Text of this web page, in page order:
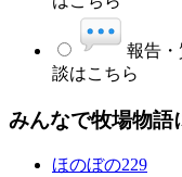
報告・
談はこちら
みんなで牧場物語
ほのぼの229